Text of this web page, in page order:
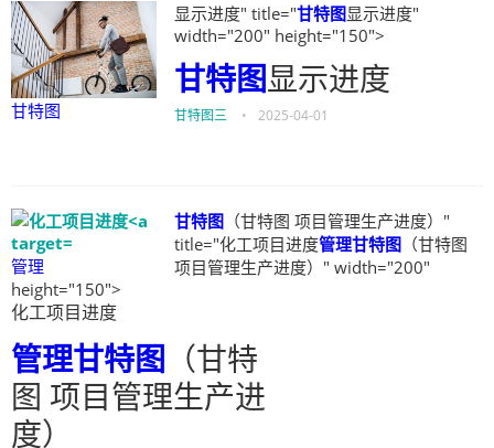
甘特图
显示进度" title="甘特图显示进度"
width="200" height="150">
甘特图显示进度
甘特图三 • 2025-04-01
管理
甘特图 （甘特图 项目管理生产进度）"
title="化工项目进度管理甘特图 （甘特图
项目管理生产进度）" width="200"
height="150">
化工项目进度
管理甘特图 （甘特
图 项目管理生产进
度）